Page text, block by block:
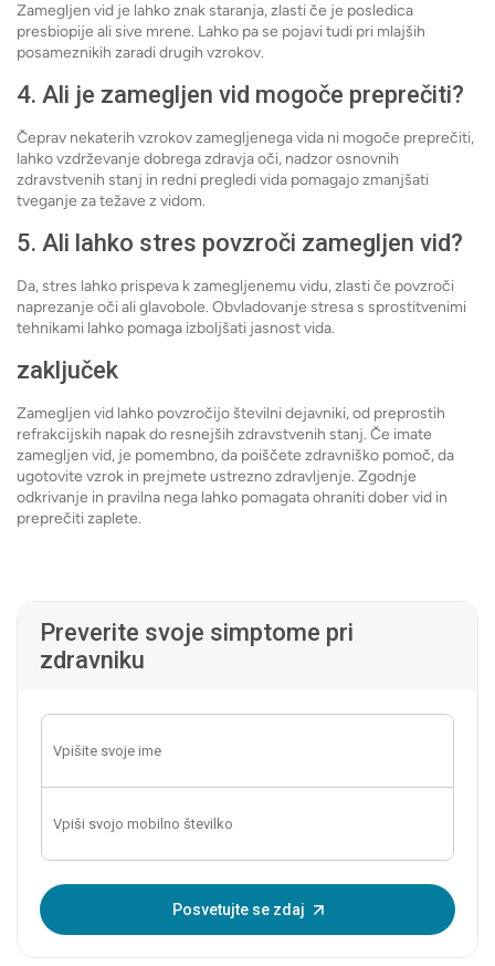
Zamegljen vid je lahko znak staranja, zlasti če je posledica
presbiopije ali sive mrene. Lahko pa se pojavi tudi pri mlajših
posameznikih zaradi drugih vzrokov.
4. Ali je zamegljen vid mogoče preprečiti?
Čeprav nekaterih vzrokov zamegljenega vida ni mogoče preprečiti,
lahko vzdrževanje dobrega zdravja oči, nadzor osnovnih
zdravstvenih stanj in redni pregledi vida pomagajo zmanjšati
tveganje za težave z vidom.
5. Ali lahko stres povzroči zamegljen vid?
Da, stres lahko prispeva k zamegljenemu vidu, zlasti če povzroči
naprezanje oči ali glavobole. Obvladovanje stresa s sprostitvenimi
tehnikami lahko pomaga izboljšati jasnost vida.
zaključek
Zamegljen vid lahko povzročijo številni dejavniki, od preprostih
refrakcijskih napak do resnejših zdravstvenih stanj. Če imate
zamegljen vid, je pomembno, da poiščete zdravniško pomoč, da
ugotovite vzrok in prejmete ustrezno zdravljenje. Zgodnje
odkrivanje in pravilna nega lahko pomagata ohraniti dober vid in
preprečiti zaplete.
Preverite svoje simptome pri
zdravniku
Posvetujte se zdaj